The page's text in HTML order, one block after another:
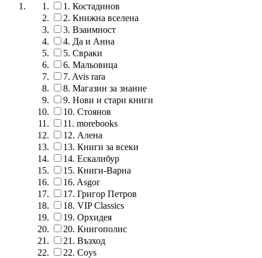
1. Костадинов
2. Книжна вселена
3. Взаимност
4. Да и Анна
5. Свраки
6. Мальовица
7. Avis rara
8. Магазин за знание
9. Нови и стари книги
10. Стоянов
11. morebooks
12. Алена
13. Книги за всеки
14. Ескалибур
15. Книги-Варна
16. Asgor
17. Григор Петров
18. VIP Classics
19. Орхидея
20. Книгополис
21. Възход
22. Coys